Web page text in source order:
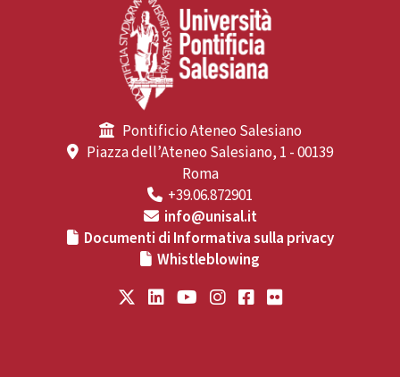
Pontificio Ateneo Salesiano
Piazza dell’Ateneo Salesiano, 1 - 00139
Roma
+39.06.872901
info@unisal.it
Documenti di Informativa sulla privacy
Whistleblowing